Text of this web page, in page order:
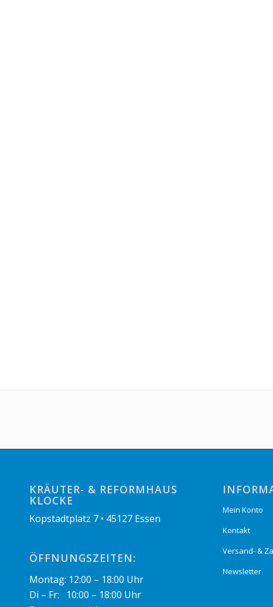
KRÄUTER- & REFORMHAUS
KLOCKE
Kopstadtplatz 7 • 45127 Essen
ÖFFNUNGSZEITEN:
Montag: 12:00 – 18:00 Uhr
Di – Fr: 10:00 – 18:00 Uhr
Mein Konto
Kontakt
Versand- &
Newsletter